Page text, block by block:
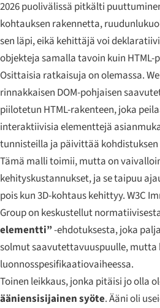
2026 puolivälissä pitkälti
kohtauksen rakennetta,
sen läpi, eikä kehittäjä voi
objekteja samalla tavoin kuin HTML-
Osittaisia ratkaisuja on olemassa.
rinnakkaisen DOM-pohjaisen
piilotetun HTML-rakenteen, joka
interaktiivisia elementtejä
tunnisteilla ja päivittää
Tämä malli toimii, mutta on
kehityskustannukset, ja se taipuu
pois kun 3D-kohtaus kehittyy. W3C
Group on keskustellut
elementti”-ehdotuksesta, joka
solmut saavutettavuuspuulle, mutta
luonnosspesifikaatiovaiheessa.
Toinen leikkaus, jonka pitäisi jo olla
ääniensisijainen syöte. Ääni oli